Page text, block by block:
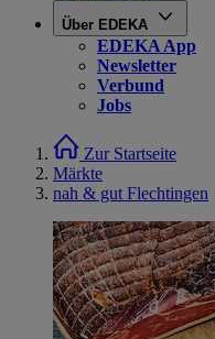
Über EDEKA
EDEKA App
Newsletter
Verbund
Jobs
Zur Startseite
Märkte
nah & gut Flechtingen